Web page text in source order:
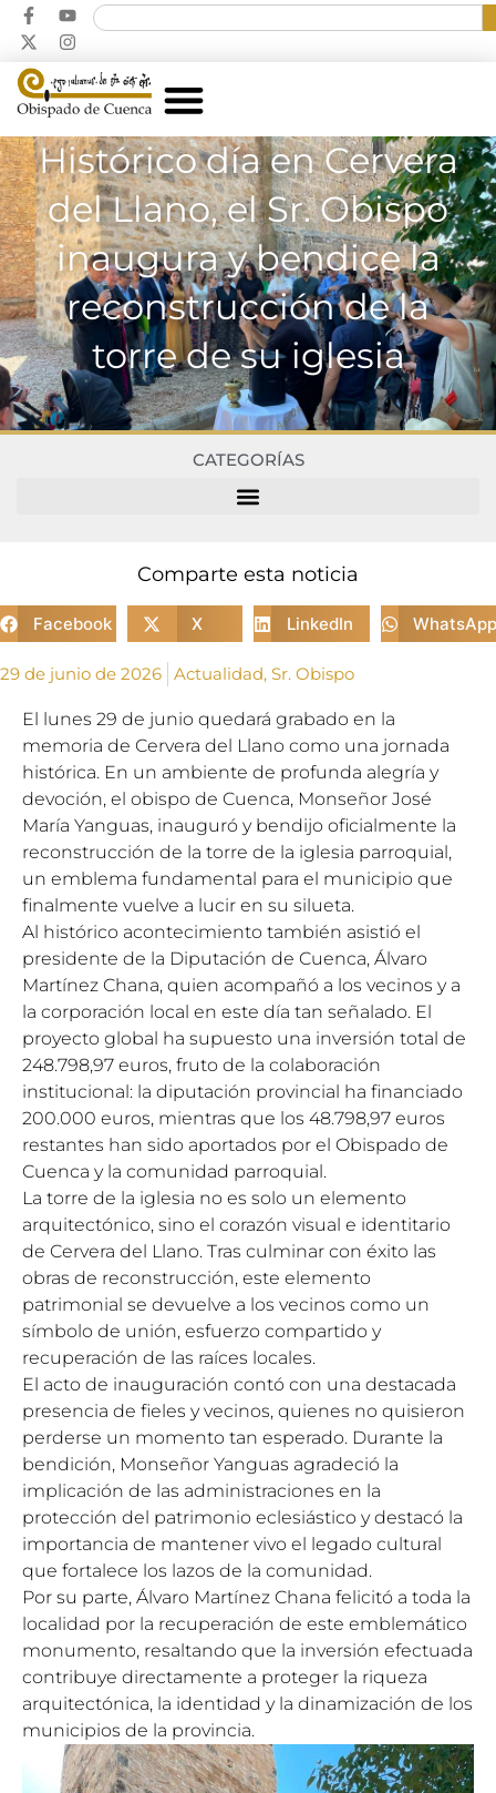
Histórico día en Cervera
del Llano, el Sr. Obispo
inaugura y bendice la
reconstrucción de la
torre de su iglesia
CATEGORÍAS
Comparte esta noticia
Facebook X LinkedIn WhatsApp
29 de junio de 2026 Actualidad, Sr. Obispo
El lunes 29 de junio quedará grabado en la
memoria de Cervera del Llano como una jornada
histórica. En un ambiente de profunda alegría y
devoción, el obispo de Cuenca, Monseñor José
María Yanguas, inauguró y bendijo oficialmente la
reconstrucción de la torre de la iglesia parroquial,
un emblema fundamental para el municipio que
finalmente vuelve a lucir en su silueta.
Al histórico acontecimiento también asistió el
presidente de la Diputación de Cuenca, Álvaro
Martínez Chana, quien acompañó a los vecinos y a
la corporación local en este día tan señalado. El
proyecto global ha supuesto una inversión total de
248.798,97 euros, fruto de la colaboración
institucional: la diputación provincial ha financiado
200.000 euros, mientras que los 48.798,97 euros
restantes han sido aportados por el Obispado de
Cuenca y la comunidad parroquial.
La torre de la iglesia no es solo un elemento
arquitectónico, sino el corazón visual e identitario
de Cervera del Llano. Tras culminar con éxito las
obras de reconstrucción, este elemento
patrimonial se devuelve a los vecinos como un
símbolo de unión, esfuerzo compartido y
recuperación de las raíces locales.
El acto de inauguración contó con una destacada
presencia de fieles y vecinos, quienes no quisieron
perderse un momento tan esperado. Durante la
bendición, Monseñor Yanguas agradeció la
implicación de las administraciones en la
protección del patrimonio eclesiástico y destacó la
importancia de mantener vivo el legado cultural
que fortalece los lazos de la comunidad.
Por su parte, Álvaro Martínez Chana felicitó a toda la
localidad por la recuperación de este emblemático
monumento, resaltando que la inversión efectuada
contribuye directamente a proteger la riqueza
arquitectónica, la identidad y la dinamización de los
municipios de la provincia.